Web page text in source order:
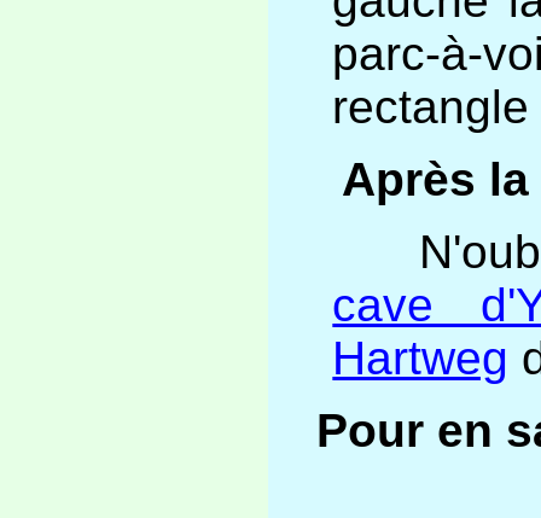
parc-à-
Après
cave
Hartweg
Pour en